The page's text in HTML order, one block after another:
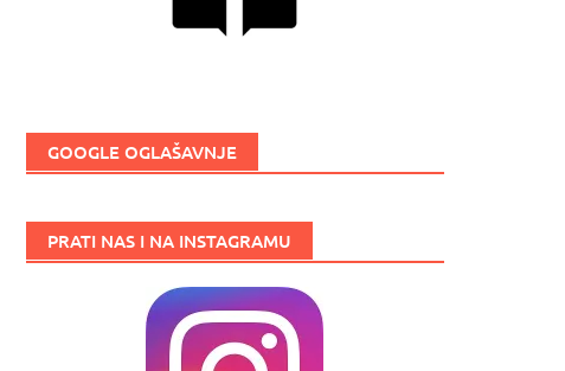
GOOGLE OGLAŠAVNJE
PRATI NAS I NA INSTAGRAMU